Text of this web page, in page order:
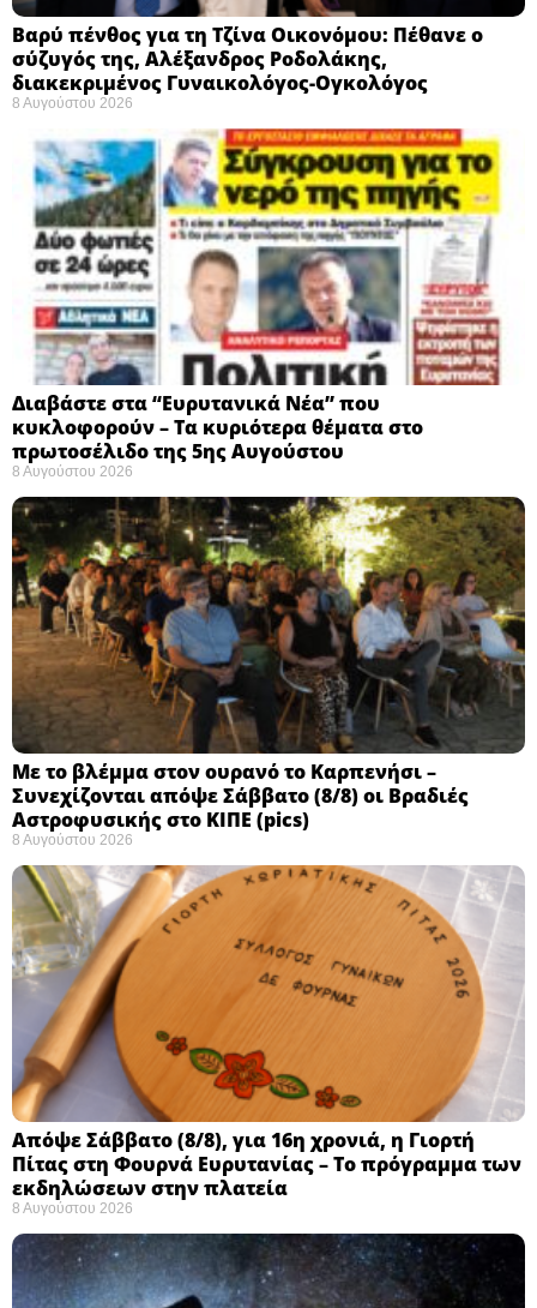
Βαρύ πένθος για τη Τζίνα Οικονόμου: Πέθανε ο
σύζυγός της, Αλέξανδρος Ροδολάκης,
διακεκριμένος Γυναικολόγος-Ογκολόγος
8 Αυγούστου 2026
Διαβάστε στα “Ευρυτανικά Νέα” που
κυκλοφορούν – Τα κυριότερα θέματα στο
πρωτοσέλιδο της 5ης Αυγούστου
8 Αυγούστου 2026
Με το βλέμμα στον ουρανό το Καρπενήσι –
Συνεχίζονται απόψε Σάββατο (8/8) οι Βραδιές
Αστροφυσικής στο ΚΙΠΕ (pics)
8 Αυγούστου 2026
Απόψε Σάββατο (8/8), για 16η χρονιά, η Γιορτή
Πίτας στη Φουρνά Ευρυτανίας – Το πρόγραμμα των
εκδηλώσεων στην πλατεία
8 Αυγούστου 2026